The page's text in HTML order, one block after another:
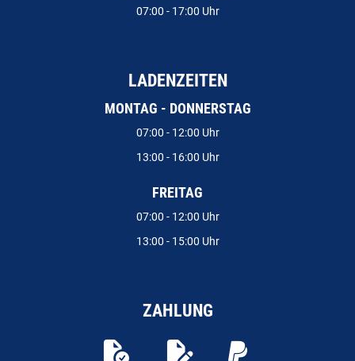
07:00 - 17:00 Uhr
LADENZEITEN
MONTAG - DONNERSTAG
07:00 - 12:00 Uhr
13:00 - 16:00 Uhr
FREITAG
07:00 - 12:00 Uhr
13:00 - 15:00 Uhr
ZAHLUNG